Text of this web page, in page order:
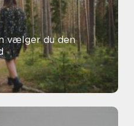
vælger du den